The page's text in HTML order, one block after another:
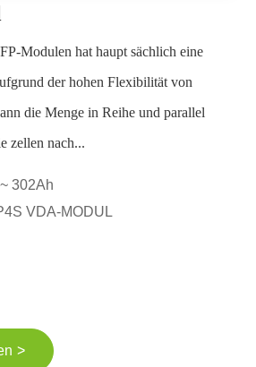
Modulen hat haupt sächlich eine
der hohen Flexibilität von
die Menge in Reihe und parallel
zellen nach...
302Ah
VDA-MODUL
>